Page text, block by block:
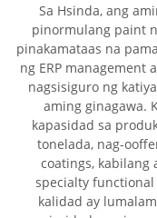
Sa Hsinda, ang
pinormulang paint
pinakamataas na
ng ERP management
nagsisiguro ng
aming ginagawa.
kapasidad sa
tonelada, nag-
coatings, kabilang
specialty functional
kalidad ay